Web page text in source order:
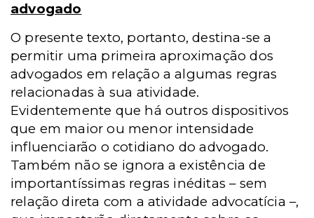
advogado
O presente texto, portanto, destina-se a
permitir uma primeira aproximação dos
advogados em relação a algumas regras
relacionadas à sua atividade.
Evidentemente que há outros dispositivos
que em maior ou menor intensidade
influenciarão o cotidiano do advogado.
Também não se ignora a existência de
importantíssimas regras inéditas – sem
relação direta com a atividade advocatícia –,